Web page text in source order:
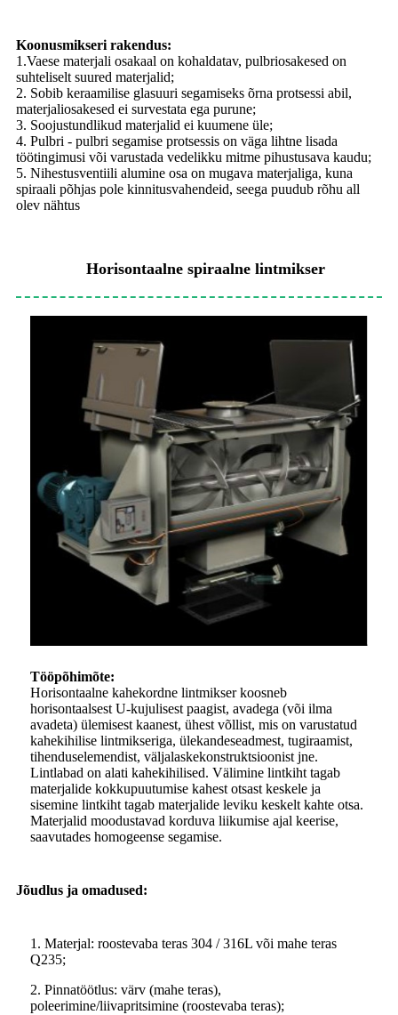
Koonusmikseri rakendus:
1.Vaese materjali osakaal on kohaldatav, pulbriosakesed on
suhteliselt suured materjalid;
2. Sobib keraamilise glasuuri segamiseks õrna protsessi abil,
materjaliosakesed ei survestata ega purune;
3. Soojustundlikud materjalid ei kuumene üle;
4. Pulbri - pulbri segamise protsessis on väga lihtne lisada
töötingimusi või varustada vedelikku mitme pihustusava kaudu;
5. Nihestusventiili alumine osa on mugava materjaliga, kuna
spiraali põhjas pole kinnitusvahendeid, seega puudub rõhu all
olev nähtus
Horisontaalne spiraalne lintmikser
Tööpõhimõte:
Horisontaalne kahekordne lintmikser koosneb
horisontaalsest U-kujulisest paagist, avadega (või ilma
avadeta) ülemisest kaanest, ühest võllist, mis on varustatud
kahekihilise lintmikseriga, ülekandeseadmest, tugiraamist,
tihenduselemendist, väljalaskekonstruktsioonist jne.
Lintlabad on alati kahekihilised. Välimine lintkiht tagab
materjalide kokkupuutumise kahest otsast keskele ja
sisemine lintkiht tagab materjalide leviku keskelt kahte otsa.
Materjalid moodustavad korduva liikumise ajal keerise,
saavutades homogeense segamise.
Jõudlus ja omadused:
1. Materjal: roostevaba teras 304 / 316L või mahe teras
Q235;
2. Pinnatöötlus: värv (mahe teras),
poleerimine/liivapritsimine (roostevaba teras);